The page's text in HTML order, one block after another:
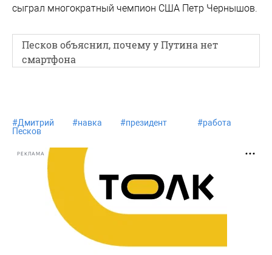
сыграл многократный чемпион США Петр Чернышов.
Песков объяснил, почему у Путина нет
смартфона
#Дмитрий
Песков
#навка #президент #работа
РЕКЛАМА